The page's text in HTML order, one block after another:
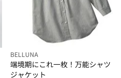
BELLUNA
端境期にこれ一枚！万能シャツ
ジャケット